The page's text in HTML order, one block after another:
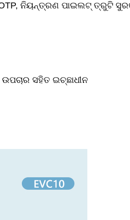
OTP, ନିୟନ୍ତ୍ରଣ ପାଇଲଟ୍ ତ୍ରୁଟି
ସହିତ ଇଚ୍ଛାଧୀନ